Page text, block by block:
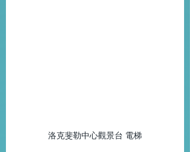
洛克斐勒中心觀景台 電梯